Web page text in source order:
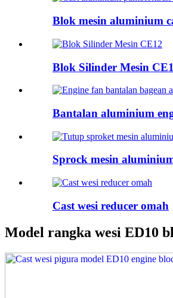
Blok mesin aluminium
Blok Silinder Mesin
Bantalan aluminium
Sprock mesin
Cast wesi reducer omah
Model rangka wesi ED10